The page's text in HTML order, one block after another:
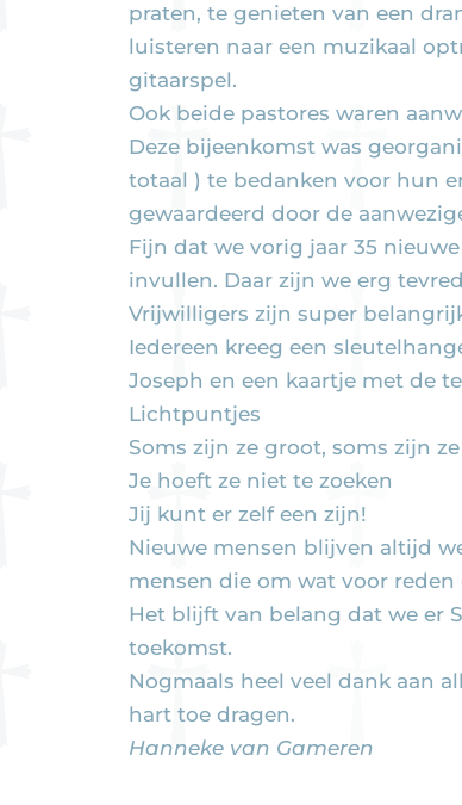
praten, te genieten van een
luisteren naar een muzikaal
gitaarspel.
Ook beide pastores waren
Deze bijeenkomst was
totaal ) te bedanken voor hun
gewaardeerd door de
Fijn dat we vorig jaar 35
invullen. Daar zijn we erg
Vrijwilligers zijn super
Iedereen kreeg een
Joseph en een kaartje met de
Lichtpuntjes
Soms zijn ze groot, soms zijn
Je hoeft ze niet te zoeken
Jij kunt er zelf een zijn!
Nieuwe mensen blijven altijd
mensen die om wat voor
Het blijft van belang dat we er
toekomst.
Nogmaals heel veel dank aan
hart toe dragen.
Hanneke van Gameren